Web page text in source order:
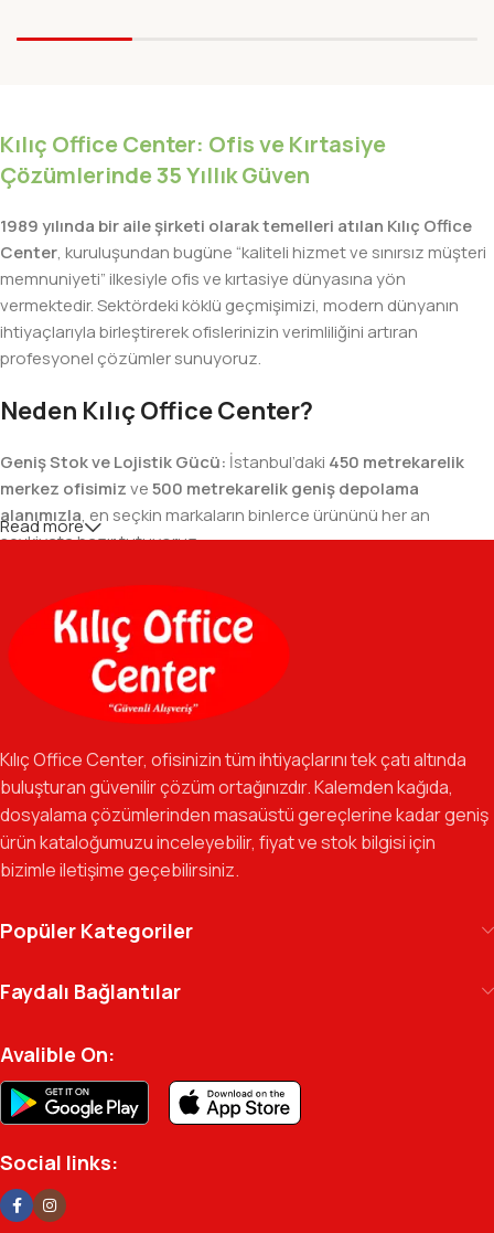
Kılıç Office Center: Ofis ve Kırtasiye
Çözümlerinde 35 Yıllık Güven
1989 yılında bir aile şirketi olarak temelleri atılan Kılıç Office
Center, kuruluşundan bugüne “kaliteli hizmet ve sınırsız müşteri
memnuniyeti” ilkesiyle ofis ve kırtasiye dünyasına yön
vermektedir. Sektördeki köklü geçmişimizi, modern dünyanın
ihtiyaçlarıyla birleştirerek ofislerinizin verimliliğini artıran
profesyonel çözümler sunuyoruz.
Neden Kılıç Office Center?
Geniş Stok ve Lojistik Gücü: İstanbul’daki 450 metrekarelik
merkez ofisimizve500 metrekarelik geniş depolama
alanımızla, en seçkin markaların binlerce ürününü her an
sevkiyata hazır tutuyoruz.
Geniş Ürün Yelpazesi:Temel kırtasiye malzemelerinden teknik
ofis gereçlerine kadar, iş hayatınızda ihtiyaç duyduğunuz her
şeyi tek bir çatı altında, en uygun fiyat avantajlarıyla bulmanızı
sağlıyoruz.
Özverili Takım Ruhu:İşini tutkuyla yapan, güler yüzlü ve çözüm
güvenilir bir yol arkadaşı olmayı hedefliyoruz.
Gelecek Vizyonu:Kurumsal kimliğimizi yeni iş birlikleri ve global
markalarla güçlendirerek, Türkiye genelinde müşteri ağımızı her
geçen gün büyütmeye devam ediyoruz.
Kılıç Office Center
arşivinizdeki dosyaya kadar her detayda yanınızda.
Ofisinizin enerjisini ve verimliliğini artırmak için
profesyonel kadromuzla hizmetinizdeyiz.
Read more
Kılıç Office Center, ofisinizin tüm ihtiyaçlarını tek çatı altında
buluşturan güvenilir çözüm ortağınızdır. Kalemden kağıda,
dosyalama çözümlerinden masaüstü gereçlerine kadar geniş
ürün kataloğumuzu inceleyebilir, fiyat ve stok bilgisi için
bizimle iletişime geçebilirsiniz.
Popüler Kategoriler
Faydalı Bağlantılar
Avalible On:
Social links: